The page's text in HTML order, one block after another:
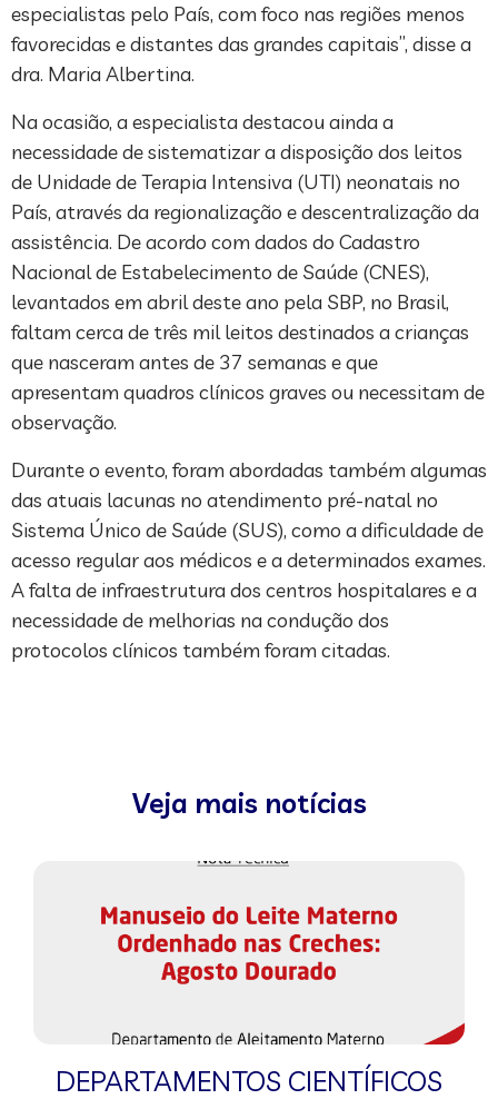
especialistas pelo País, com foco nas regiões menos
favorecidas e distantes das grandes capitais”, disse a
dra. Maria Albertina.
Na ocasião, a especialista destacou ainda a
necessidade de sistematizar a disposição dos leitos
de Unidade de Terapia Intensiva (UTI) neonatais no
País, através da regionalização e descentralização da
assistência. De acordo com dados do Cadastro
Nacional de Estabelecimento de Saúde (CNES),
levantados em abril deste ano pela SBP, no Brasil,
faltam cerca de três mil leitos destinados a crianças
que nasceram antes de 37 semanas e que
apresentam quadros clínicos graves ou necessitam de
observação.
Durante o evento, foram abordadas também algumas
das atuais lacunas no atendimento pré-natal no
Sistema Único de Saúde (SUS), como a dificuldade de
acesso regular aos médicos e a determinados exames.
A falta de infraestrutura dos centros hospitalares e a
necessidade de melhorias na condução dos
protocolos clínicos também foram citadas.
Veja mais notícias
DEPARTAMENTOS CIENTÍFICOS